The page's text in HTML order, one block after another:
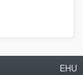
EHU